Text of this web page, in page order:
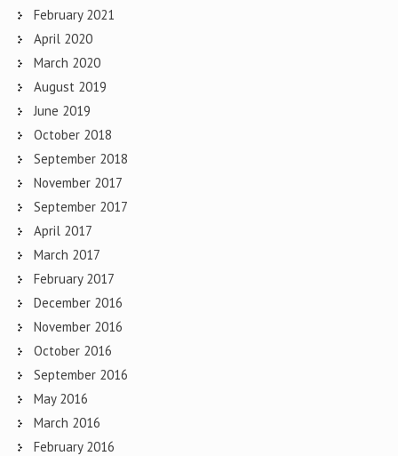
February 2021
April 2020
March 2020
August 2019
June 2019
October 2018
September 2018
November 2017
September 2017
April 2017
March 2017
February 2017
December 2016
November 2016
October 2016
September 2016
May 2016
March 2016
February 2016